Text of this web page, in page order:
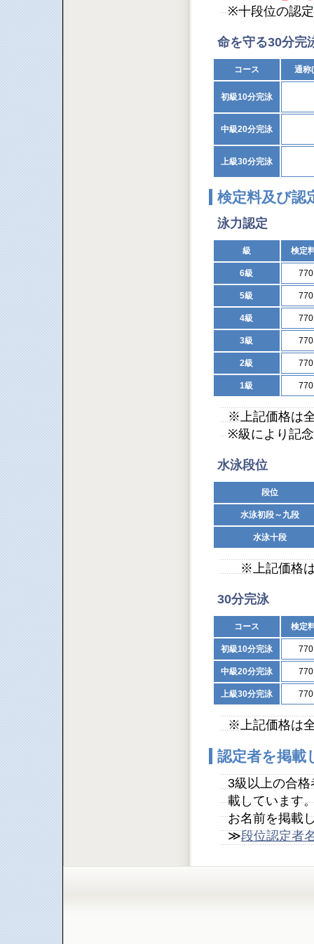
※十段位の認
命を守る30分完
コース 通称
初級10分完泳
中級20分完泳
上級30分完泳
検定料及び認
泳力認定
級 検定
6級
5級
4級
3級
2級
1級
※上記価格は
※級により記
水泳段位
段位
水泳初段～九段
水泳十段
※上記価格は
30分完泳
コース 検定
初級10分完泳
中級20分完泳
上級30分完泳
※上記価格は
認定者を掲載
3級以上の合
載しています
お名前を掲載
≫段位認定者